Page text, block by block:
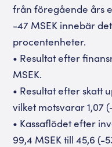
från föregående års
-47 MSEK innebär
procentenheter.
• Resultat efter
MSEK.
• Resultat efter skatt
vilket motsvarar 1,07
• Kassaflödet efter
99,4 MSEK till 45,6 (-